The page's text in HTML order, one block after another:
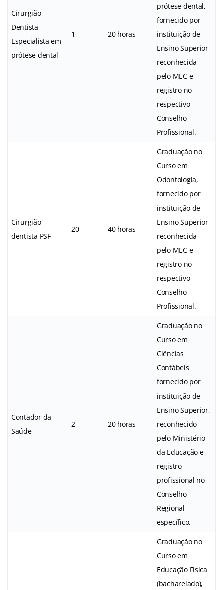
Cirurgião
Dentista –
Especialista em
prótese dental
1 20 horas
prótese dental,
fornecido por
instituição de
Ensino Superior
reconhecida
pelo MEC e
registro no
respectivo
Conselho
Profissional.
Cirurgião
dentista PSF
20 40 horas
Graduação no
Curso em
Odontologia,
fornecido por
instituição de
Ensino Superior
reconhecida
pelo MEC e
registro no
respectivo
Conselho
Profissional.
Contador da
Saúde
2 20 horas
Graduação no
Curso em
Ciências
Contábeis
fornecido por
instituição de
Ensino Superior,
reconhecido
pelo Ministério
da Educação e
registro
profissional no
Conselho
Regional
específico.
Graduação no
Curso em
Educação Física
(bacharelado),